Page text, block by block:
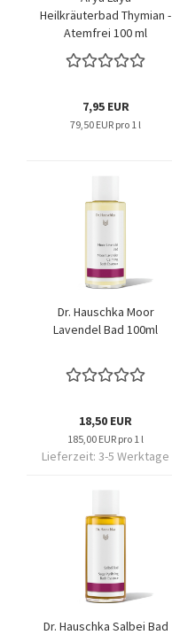
Heilkräuterbad Thymian -
Atemfrei 100 ml
7,95 EUR
79,50 EUR pro 1 l
Dr. Hauschka Moor
Lavendel Bad 100ml
18,50 EUR
185,00 EUR pro 1 l
Lieferzeit: 3-5 Werktage
Dr. Hauschka Salbei Bad